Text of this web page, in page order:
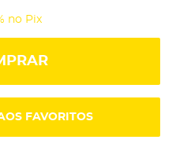
no Pix
FAVORITOS